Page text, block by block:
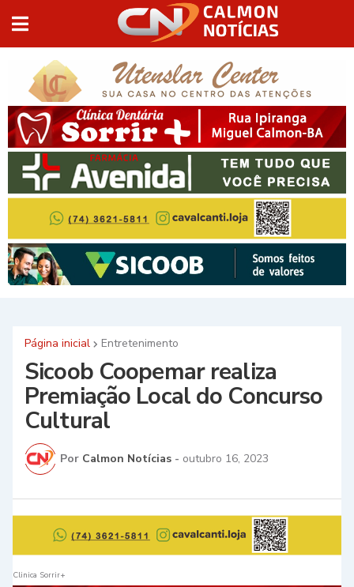
Página inicial Entretenimento
Sicoob Coopemar realiza
Premiação Local do Concurso
Cultural
Por Calmon Notícias - outubro 16, 2023
Clinica Sorrir+